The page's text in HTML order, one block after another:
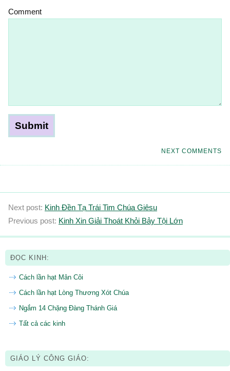
Comment
NEXT COMMENTS
Next post: Kinh Đền Tạ Trái Tim Chúa Giêsu
Previous post: Kinh Xin Giải Thoát Khỏi Bảy Tội Lớn
ĐỌC KINH:
Cách lần hạt Mân Côi
Cách lần hạt Lòng Thương Xót Chúa
Ngắm 14 Chặng Đàng Thánh Giá
Tất cả các kinh
GIÁO LÝ CÔNG GIÁO: